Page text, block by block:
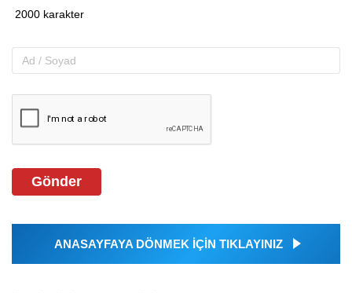
Gönder
ANASAYFAYA DÖNMEK İÇİN TIKLAYINIZ